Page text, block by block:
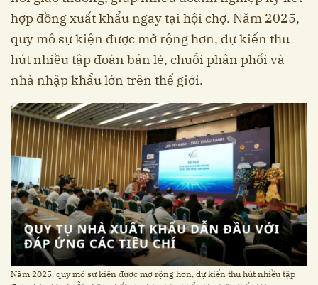
hợp đồng xuất khẩu ngay tại hội chợ. Năm 2025,
quy mô sự kiện được mở rộng hơn, dự kiến thu
hút nhiều tập đoàn bán lẻ, chuỗi phân phối và
nhà nhập khẩu lớn trên thế giới.
Năm 2025, quy mô sự kiện được mở rộng hơn, dự kiến thu hút nhiều tập